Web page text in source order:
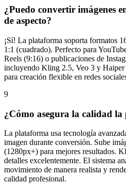
¿Puedo convertir imágenes
de aspecto?
¡Sí! La plataforma soporta formatos
1:1 (cuadrado). Perfecto para
Reels (9:16) o publicaciones de
incluyendo Kling 2.5, Veo 3 y Haiper
para creación flexible en redes
9
¿Cómo asegura la calidad
La plataforma usa tecnología
imagen durante conversión. Sube
(1280px+) para mejores resultados.
detalles excelentemente. El sistema
movimiento de manera realista y
calidad profesional.